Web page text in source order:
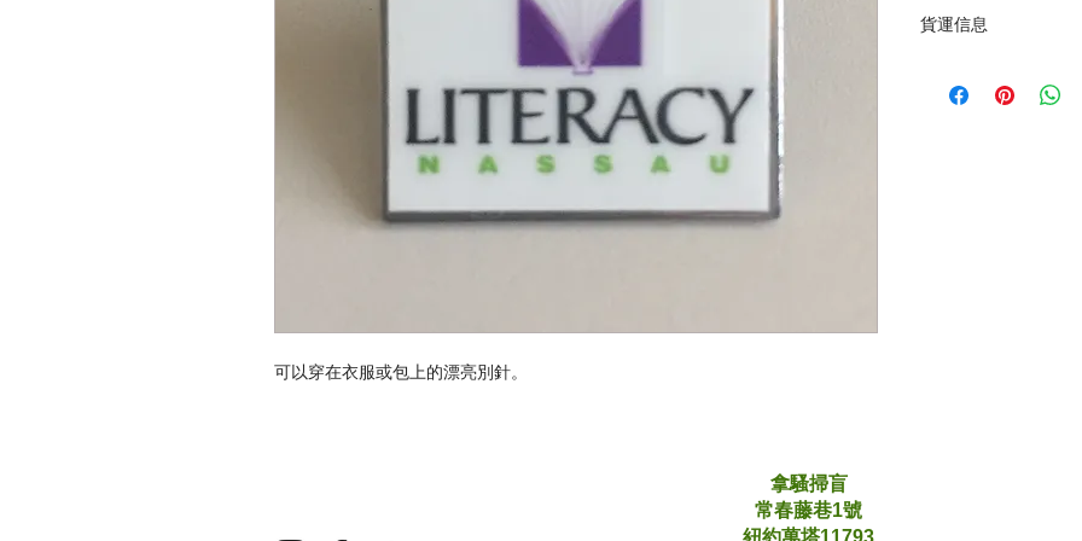
可以穿在衣服或包上的漂亮別針。
貨運信息
們可以額外收取$ 2
拿騷掃盲
常春藤巷1號
紐約萬塔11793